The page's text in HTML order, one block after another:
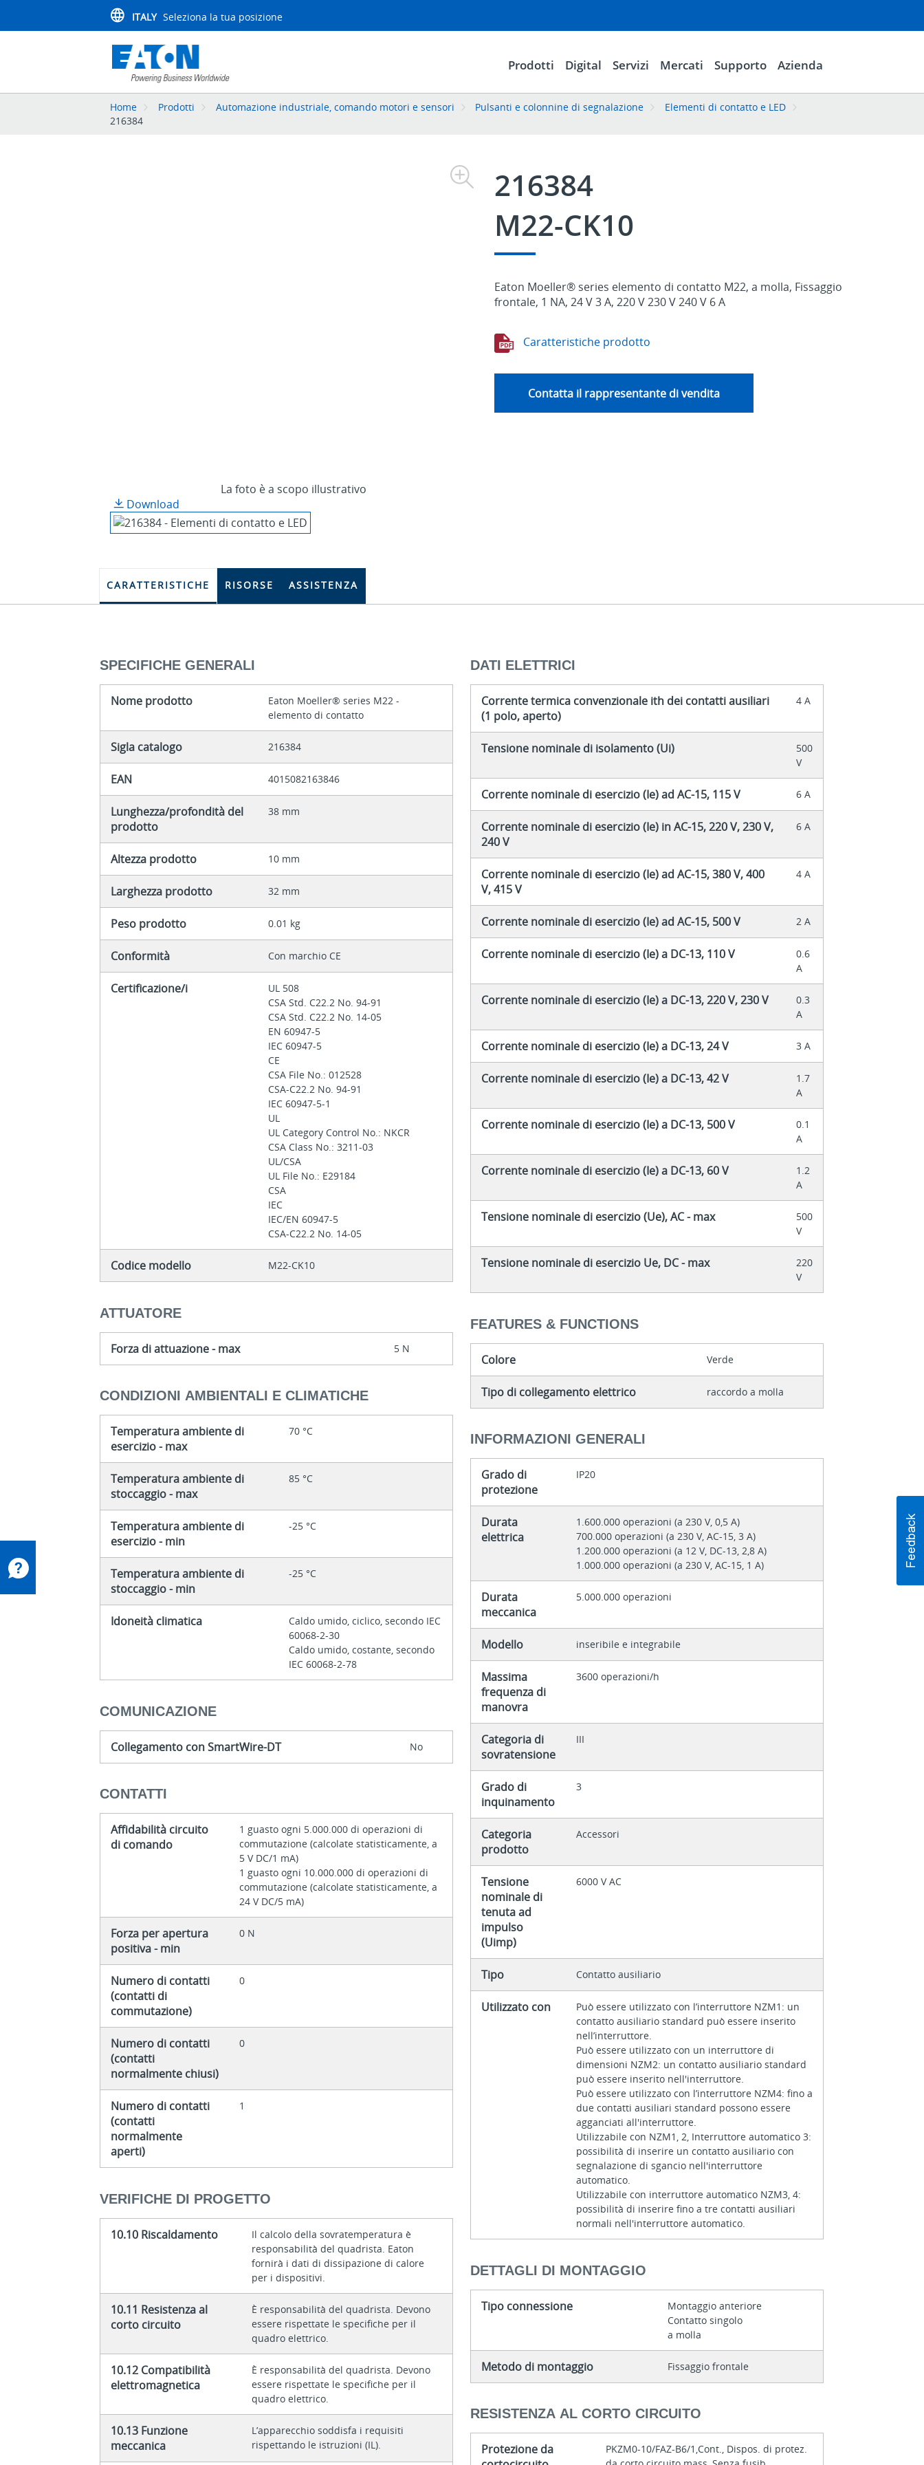
ITALY Seleziona la tua posizione
Prodotti Digital Servizi Mercati Supporto Azienda
Home Prodotti Automazione industriale, comando motori e sensori Pulsanti e colonnine di segnalazione
Elementi di contatto e LED
216384
La foto è a scopo illustrativo
Download
216384
M22-CK10
Eaton Moeller® series elemento di contatto M22, a molla, Fissaggio
frontale, 1 NA, 24 V 3 A, 220 V 230 V 240 V 6 A
Caratteristiche prodotto
Contatta il rappresentante di vendita
CARATTERISTICHE RISORSE ASSISTENZA
SPECIFICHE GENERALI
Nome prodotto
Eaton Moeller® series M22 -
elemento di contatto
Sigla catalogo 216384
EAN 4015082163846
Lunghezza/profondità del
prodotto
38 mm
Altezza prodotto 10 mm
Larghezza prodotto 32 mm
Peso prodotto 0.01 kg
Conformità Con marchio CE
Certificazione/i
UL 508
CSA Std. C22.2 No. 94-91
CSA Std. C22.2 No. 14-05
EN 60947-5
IEC 60947-5
CE
CSA File No.: 012528
CSA-C22.2 No. 94-91
IEC 60947-5-1
UL
UL Category Control No.: NKCR
CSA Class No.: 3211-03
UL/CSA
UL File No.: E29184
CSA
IEC
IEC/EN 60947-5
CSA-C22.2 No. 14-05
Codice modello M22-CK10
ATTUATORE
Forza di attuazione - max 5 N
CONDIZIONI AMBIENTALI E CLIMATICHE
Temperatura ambiente di
esercizio - max
70 °C
Temperatura ambiente di
stoccaggio - max
85 °C
Temperatura ambiente di
esercizio - min
-25 °C
Temperatura ambiente di
stoccaggio - min
-25 °C
Idoneità climatica
Caldo umido, ciclico, secondo IEC
60068-2-30
Caldo umido, costante, secondo
IEC 60068-2-78
COMUNICAZIONE
Collegamento con SmartWire-DT No
CONTATTI
Affidabilità circuito
di comando
1 guasto ogni 5.000.000 di operazioni di
commutazione (calcolate statisticamente, a
5 V DC/1 mA)
1 guasto ogni 10.000.000 di operazioni di
commutazione (calcolate statisticamente, a
24 V DC/5 mA)
Forza per apertura
positiva - min
0 N
Numero di contatti
(contatti di
commutazione)
0
Numero di contatti
(contatti
normalmente chiusi)
0
Numero di contatti
(contatti
normalmente
aperti)
1
VERIFICHE DI PROGETTO
10.10 Riscaldamento
Il calcolo della sovratemperatura è
responsabilità del quadrista. Eaton
fornirà i dati di dissipazione di calore
per i dispositivi.
10.11 Resistenza al
corto circuito
È responsabilità del quadrista. Devono
essere rispettate le specifiche per il
quadro elettrico.
10.12 Compatibilità
elettromagnetica
È responsabilità del quadrista. Devono
essere rispettate le specifiche per il
quadro elettrico.
10.13 Funzione
meccanica
L’apparecchio soddisfa i requisiti
rispettando le istruzioni (IL).
DATI ELETTRICI
Corrente termica convenzionale ith dei contatti ausiliari
(1 polo, aperto)
4 A
Tensione nominale di isolamento (Ui)
500
V
Corrente nominale di esercizio (Ie) ad AC-15, 115 V 6 A
Corrente nominale di esercizio (Ie) in AC-15, 220 V, 230 V,
240 V
6 A
Corrente nominale di esercizio (Ie) ad AC-15, 380 V, 400
V, 415 V
4 A
Corrente nominale di esercizio (Ie) ad AC-15, 500 V 2 A
Corrente nominale di esercizio (Ie) a DC-13, 110 V
0.6
A
Corrente nominale di esercizio (Ie) a DC-13, 220 V, 230 V
0.3
A
Corrente nominale di esercizio (Ie) a DC-13, 24 V 3 A
Corrente nominale di esercizio (Ie) a DC-13, 42 V
1.7
A
Corrente nominale di esercizio (Ie) a DC-13, 500 V
0.1
A
Corrente nominale di esercizio (Ie) a DC-13, 60 V
1.2
A
Tensione nominale di esercizio (Ue), AC - max
500
V
Tensione nominale di esercizio Ue, DC - max
220
V
FEATURES & FUNCTIONS
Colore Verde
Tipo di collegamento elettrico raccordo a molla
INFORMAZIONI GENERALI
Grado di
protezione
IP20
Durata
elettrica
1.600.000 operazioni (a 230 V, 0,5 A)
700.000 operazioni (a 230 V, AC-15, 3 A)
1.200.000 operazioni (a 12 V, DC-13, 2,8 A)
1.000.000 operazioni (a 230 V, AC-15, 1 A)
Durata
meccanica
5.000.000 operazioni
Modello inseribile e integrabile
Massima
frequenza di
manovra
3600 operazioni/h
Categoria di
sovratensione
III
Grado di
inquinamento
3
Categoria
prodotto
Accessori
Tensione
nominale di
tenuta ad
impulso
(Uimp)
6000 V AC
Tipo Contatto ausiliario
Utilizzato con
Può essere utilizzato con l’interruttore NZM1: un
contatto ausiliario standard può essere inserito
nell’interruttore.
Può essere utilizzato con un interruttore di
dimensioni NZM2: un contatto ausiliario standard
può essere inserito nell'interruttore.
Può essere utilizzato con l’interruttore NZM4: fino a
due contatti ausiliari standard possono essere
agganciati all'interruttore.
Utilizzabile con NZM1, 2, Interruttore automatico 3:
possibilità di inserire un contatto ausiliario con
segnalazione di sgancio nell'interruttore
automatico.
Utilizzabile con interruttore automatico NZM3, 4:
possibilità di inserire fino a tre contatti ausiliari
normali nell'interruttore automatico.
DETTAGLI DI MONTAGGIO
Tipo connessione
Montaggio anteriore
Contatto singolo
a molla
Metodo di montaggio Fissaggio frontale
RESISTENZA AL CORTO CIRCUITO
Protezione da
PKZM0-10/FAZ-B6/1,Cont., Dispos. di protez.